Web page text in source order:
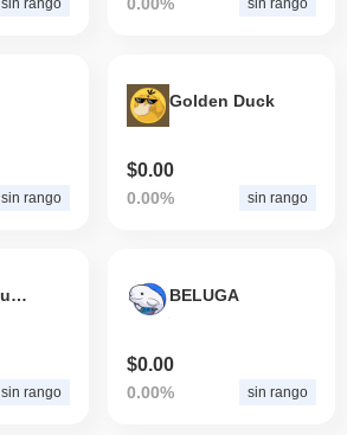
sin rango
Golden Duck
$0.00
0.00% sin rango
boomer bucks
sin rango
BELUGA
$0.00
0.00% sin rango